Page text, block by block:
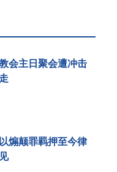
会主日聚会遭冲击
煽颠罪羁押至今律